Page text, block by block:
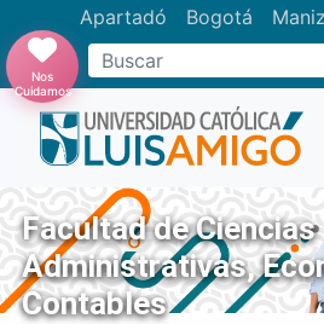
Apartadó Bogotá
Buscar
Nos
Cuidamos
Facultad de Ciencias
Administrativas,
Contables